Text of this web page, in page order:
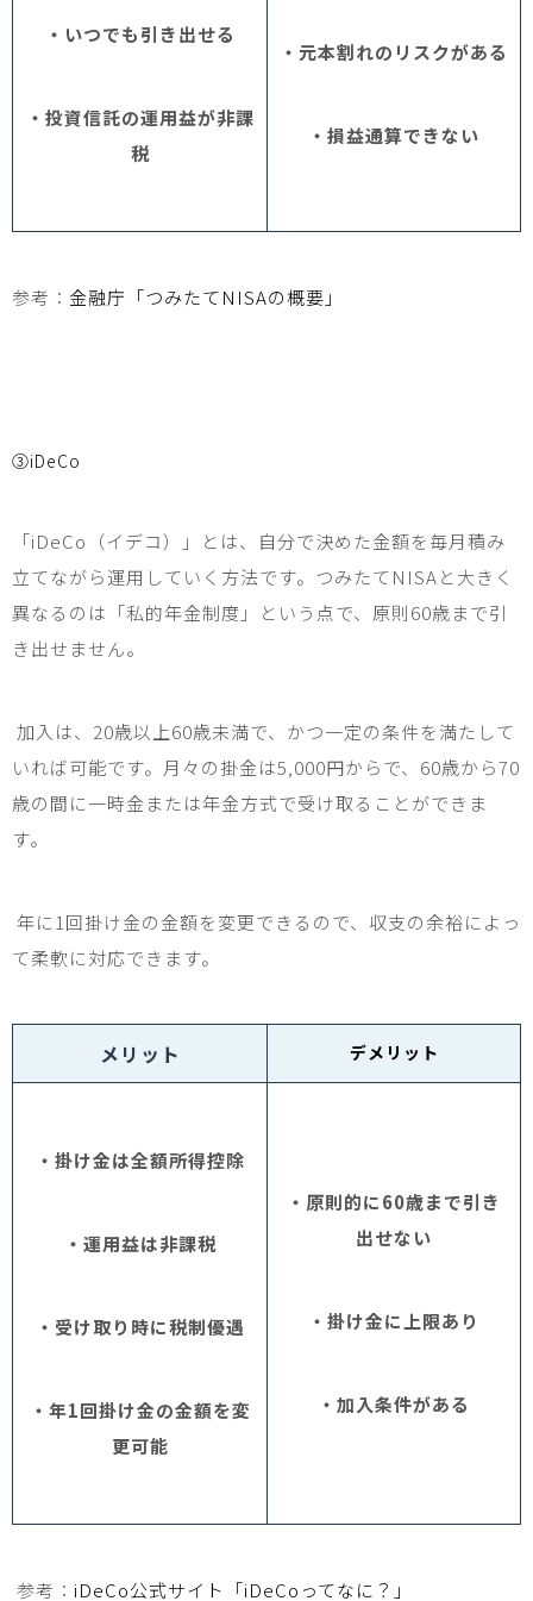
・いつでも引き出せる
・投資信託の運用益が非課
税
・元本割れのリスクがある
・損益通算できない
参考： 金融庁「つみたてNISAの概要」
③iDeCo
「iDeCo （イデコ）」とは、自分で決めた金額を毎月積み
立てながら運用していく方法です。つみたてNISAと大きく
異なるのは「私的年金制度」という点で、原則60歳まで引
き出せません。
加入は、 20歳以上60歳未満で、かつ一定の条件を満たして
いれば可能です。月々の掛金は5,000円からで、 60歳から70
歳の間に一時金または年金方式で受け取ることができま
す。
年に1 回掛け金の金額を変更できるので、収支の余裕によっ
て柔軟に対応できます。
メリット デメリット
・掛け金は全額所得控除
・運用益は非課税
・受け取り時に税制優遇
・年1回掛け金の金額を変
更可能
・原則的に60歳まで引き
出せない
・掛け金に上限あり
・加入条件がある
参考： iDeCo公式サイト「iDeCoってなに？」